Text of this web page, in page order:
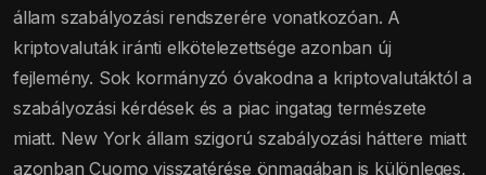
állam szabályozási rendszerére vonatkozóan. A
kriptovaluták iránti elkötelezettsége azonban új
fejlemény. Sok kormányzó óvakodna a kriptovalutáktól a
szabályozási kérdések és a piac ingatag természete
miatt. New York állam szigorú szabályozási háttere miatt
azonban Cuomo visszatérése önmagában is különleges,